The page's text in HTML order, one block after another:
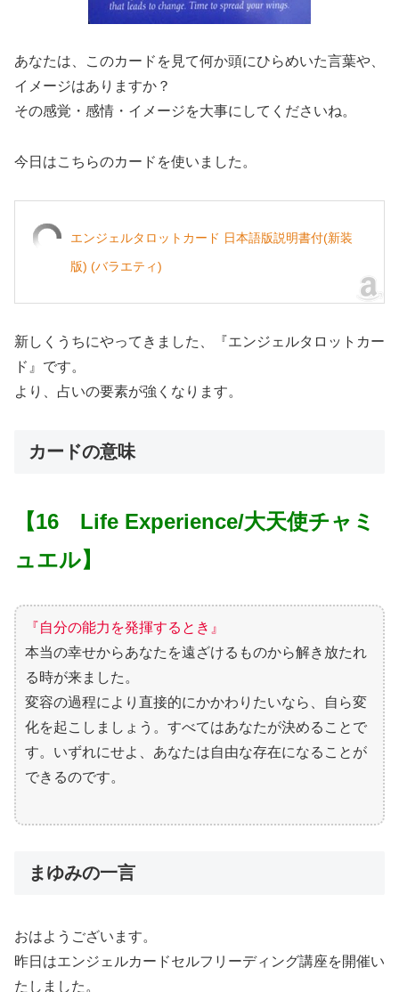
あなたは、このカードを見て何か頭にひらめいた言葉や、
イメージはありますか？
その感覚・感情・イメージを大事にしてくださいね。
今日はこちらのカードを使いました。
エンジェルタロットカード 日本語版説明書付(新装
版) (バラエティ)
新しくうちにやってきました、『エンジェルタロットカー
ド』です。
より、占いの要素が強くなります。
カードの意味
【16 Life Experience/大天使チャミ
ュエル】
『自分の能力を発揮するとき』
本当の幸せからあなたを遠ざけるものから解き放たれ
る時が来ました。
変容の過程により直接的にかかわりたいなら、自ら変
化を起こしましょう。すべてはあなたが決めることで
す。いずれにせよ、あなたは自由な存在になることが
できるのです。
まゆみの一言
おはようございます。
昨日はエンジェルカードセルフリーディング講座を開催い
たしました。